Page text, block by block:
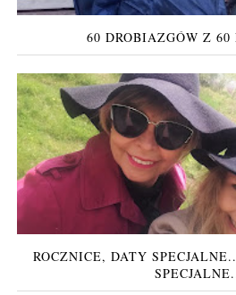
60 DROBIAZGÓW Z
ROCZNICE, DATY